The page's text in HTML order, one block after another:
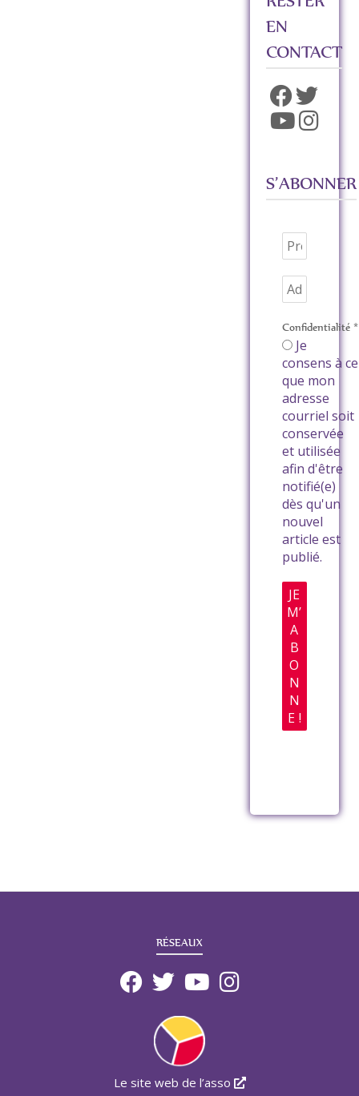
EN
CONTACT
S’ABONNER
Confidentialité *
Je
consens à ce
que mon
adresse
courriel soit
conservée
et utilisée
afin d'être
notifié(e)
dès qu'un
nouvel
article est
publié.
RÉSEAUX
Le site web de l’asso